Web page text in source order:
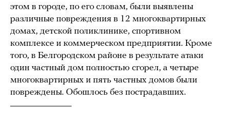
этом в городе, по его словам, были выявлены
различные повреждения в 12 многоквартирных
домах, детской поликлинике, спортивном
комплексе и коммерческом предприятии. Кроме
того, в Белгородском районе в результате атаки
один частный дом полностью сгорел, а четыре
многоквартирных и пять частных домов были
повреждены. Обошлось без пострадавших.